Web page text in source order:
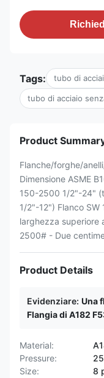
Tags: tubo di
tubo di acciaio
Product
Flanche/forghe/
Dimensione ASME
150-2500 1/2"-24"
1/2"-12") Flanco
larghezza
2500# - Due
Product Details
Evidenziare: Una
Flangia di A182
Material:
Pressure:
Size:
8